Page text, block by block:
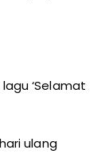
‘Selamat
ulang